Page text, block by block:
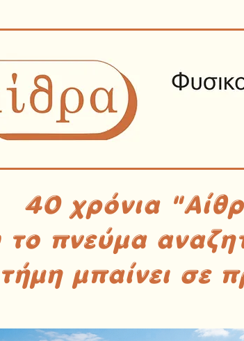
40 χρόνια
το πνεύμα
μπαίνει σε